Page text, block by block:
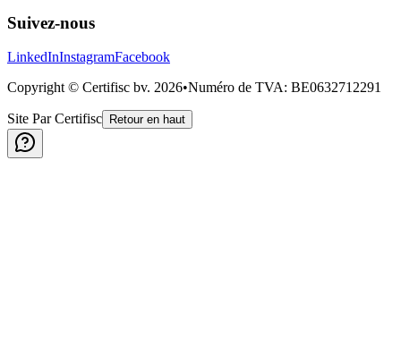
Suivez-nous
LinkedInInstagramFacebook
Copyright © Certifisc bv. 2026•Numéro de TVA: BE0632712291
Site Par Certifisc Retour en haut